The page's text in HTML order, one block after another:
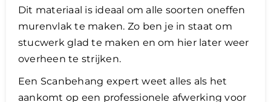
Dit materiaal is ideaal om alle soorten oneffen
murenvlak te maken. Zo ben je in staat om
stucwerk glad te maken en om hier later weer
overheen te strijken.
Een Scanbehang expert weet alles als het
aankomt op een professionele afwerking voor